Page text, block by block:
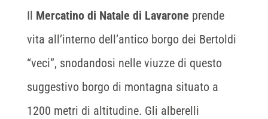
Il Mercatino di Natale di Lavarone prende
vita all’interno dell’antico borgo dei Bertoldi
“veci”, snodandosi nelle viuzze di questo
suggestivo borgo di montagna situato a
1200 metri di altitudine. Gli alberelli